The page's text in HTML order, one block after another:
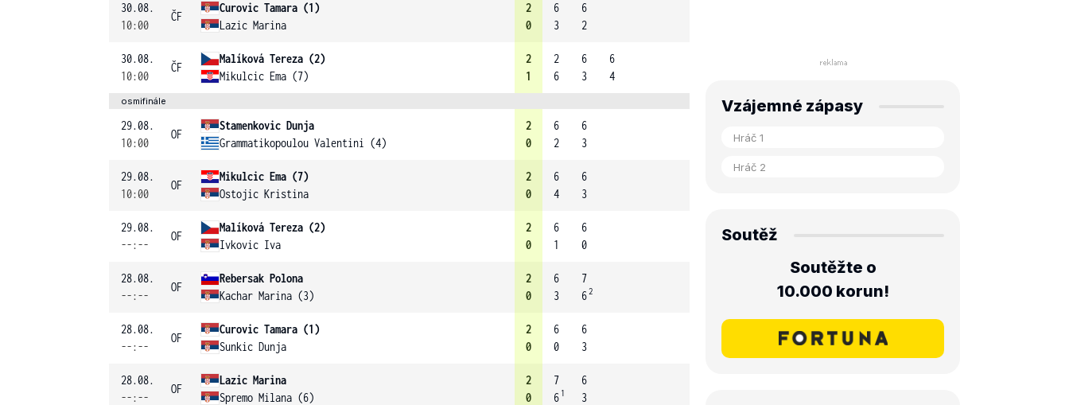
30.08.
10:00
ČF
Curovic Tamara (1)
Lazic Marina
2
0
6
3
6
2
30.08.
10:00
ČF
Malíková Tereza (2)
Mikulcic Ema (7)
2
1
2
6
6
3
6
4
osmifinále
29.08.
10:00
OF
Stamenkovic Dunja
Grammatikopoulou Valentini (4)
2
0
6
2
6
3
29.08.
10:00
OF
Mikulcic Ema (7)
Ostojic Kristina
2
0
6
4
6
3
29.08.
--:--
OF
Malíková Tereza (2)
Ivkovic Iva
2
0
6
1
6
0
28.08.
--:--
OF
Rebersak Polona
Kachar Marina (3)
2
0
6
3
7
62
28.08.
--:--
OF
Curovic Tamara (1)
Sunkic Dunja
2
0
6
0
6
3
28.08.
--:--
OF
Lazic Marina
Spremo Milana (6)
2
0
7
6 1
6
3
Vzájemné zápasy
Soutěž
Soutěžte o
10.000 korun!